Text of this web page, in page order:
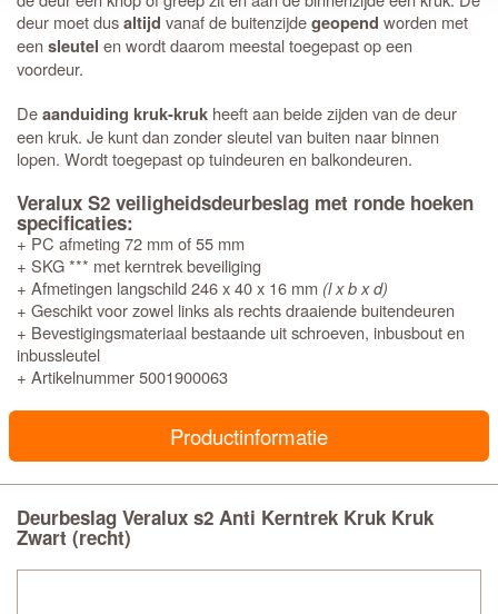
deur moet dusaltijd vanaf de buitenzijdegeopend worden met
eensleutel en wordt daarom meestal toegepast op een
voordeur.
Deaanduiding kruk-kruk heeft aan beide zijden van de deur
een kruk. Je kunt dan zonder sleutel van buiten naar binnen
lopen. Wordt toegepast op tuindeuren en balkondeuren.
Veralux S2 veiligheidsdeurbeslag met ronde hoeken
specificaties:
+ PC afmeting 72 mm of 55 mm
+ SKG *** met kerntrek beveiliging
+ Afmetingen langschild 246 x 40 x 16 mm (l x b x d)
+ Geschikt voor zowel links als rechts draaiende buitendeuren
+ Bevestigingsmateriaal bestaande uit schroeven, inbusbout en
inbussleutel
+ Artikelnummer 5001900063
Productinformatie
Deurbeslag Veralux s2 Anti Kerntrek Kruk Kruk
Zwart (recht)